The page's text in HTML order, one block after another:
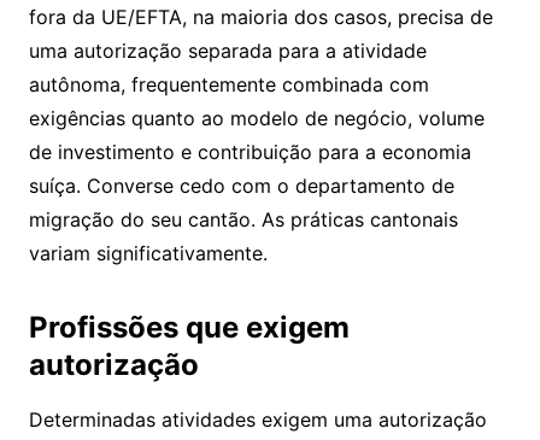
fora da UE/EFTA, na maioria dos casos, precisa de
uma autorização separada para a atividade
autônoma, frequentemente combinada com
exigências quanto ao modelo de negócio, volume
de investimento e contribuição para a economia
suíça. Converse cedo com o departamento de
migração do seu cantão. As práticas cantonais
variam significativamente.
Profissões que exigem
autorização
Determinadas atividades exigem uma autorização